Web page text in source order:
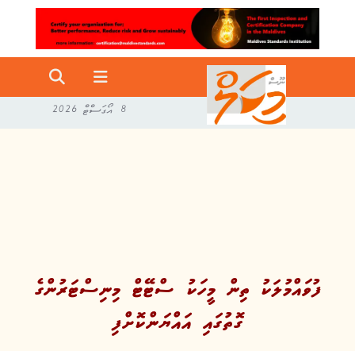
8 އޯގަސްޓް 2026
ފުވައްމުލަކު ތިން މީހަކު ސްޓޭޓް މިނިސްޓަރުންގެ
ގޮތުގައި އައްޔަންކޮށްފި